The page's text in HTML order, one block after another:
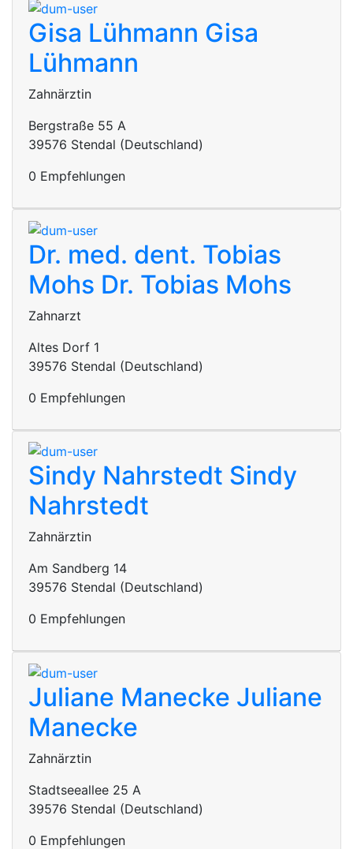
Gisa Lühmann Gisa
Lühmann
Zahnärztin
Bergstraße 55 A
39576 Stendal (Deutschland)
0 Empfehlungen
Dr. med. dent. Tobias
Mohs Dr. Tobias Mohs
Zahnarzt
Altes Dorf 1
39576 Stendal (Deutschland)
0 Empfehlungen
Sindy Nahrstedt Sindy
Nahrstedt
Zahnärztin
Am Sandberg 14
39576 Stendal (Deutschland)
0 Empfehlungen
Juliane Manecke Juliane
Manecke
Zahnärztin
Stadtseeallee 25 A
39576 Stendal (Deutschland)
0 Empfehlungen